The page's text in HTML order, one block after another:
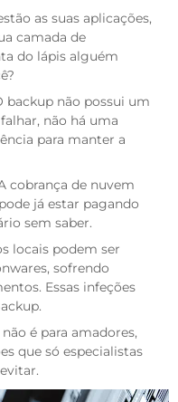
as suas aplicações,
camada de
do lápis alguém
backup não possui um
não há uma
para manter a
cobrança de nuvem
já estar pagando
sem saber.
locais podem ser
sofrendo
Essas infeções
é para amadores,
que só especialistas